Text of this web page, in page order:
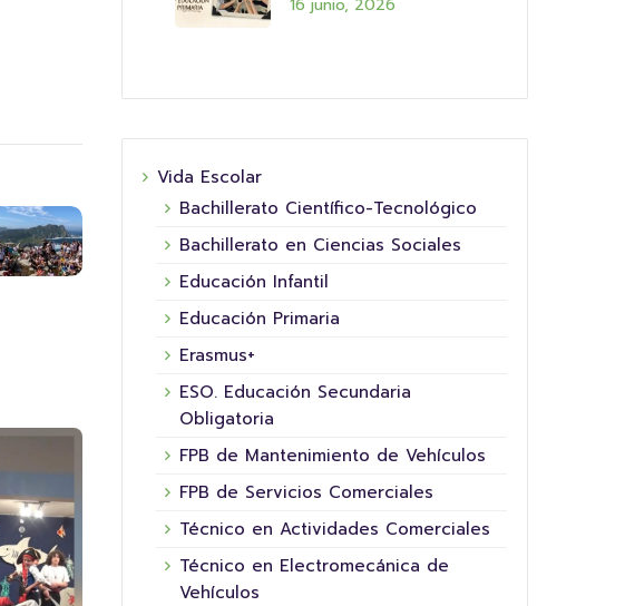
16 junio, 2026
16 junio, 2026
Vida Escolar
Bachillerato Científico-Tecnológico
Bachillerato en Ciencias Sociales
Educación Infantil
Educación Primaria
Erasmus+
ESO. Educación Secundaria
Obligatoria
FPB de Mantenimiento de Vehículos
FPB de Servicios Comerciales
Técnico en Actividades Comerciales
Técnico en Electromecánica de
Vehículos